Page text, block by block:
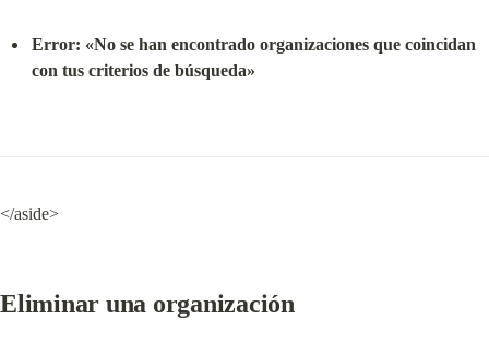
Error: «No se han encontrado organizaciones que coincidan
con tus criterios de búsqueda»
</aside>
Eliminar una organización